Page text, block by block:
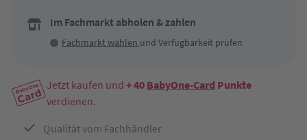
Im Fachmarkt abholen & zahlen
Fachmarkt wählen und Verfügbarkeit prüfen
Jetzt kaufen und + 40 BabyOne-Card Punkte
verdienen.
Qualität vom Fachhändler